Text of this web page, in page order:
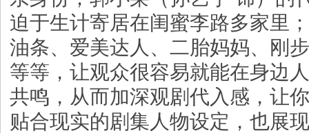
迫于生计寄居在闺蜜李路多家里
油条、爱美达人、二胎妈妈、刚
等等，让观众很容易就能在身边
共鸣，从而加深观剧代入感，让
贴合现实的剧集人物设定，也展